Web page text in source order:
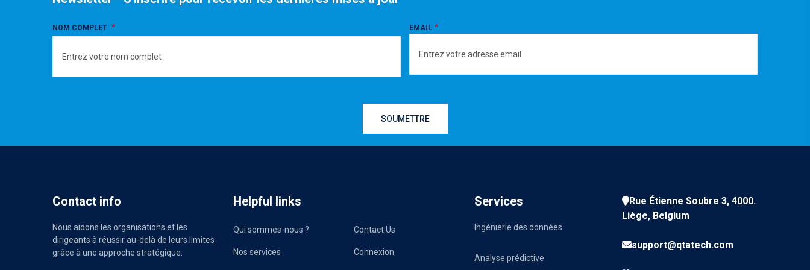
NOM COMPLET EMAIL
Contact info
Nous aidons les organisations et les
dirigeants à réussir au-delà de leurs limites
grâce à une approche stratégique.
Helpful links
Qui sommes-nous ?
Nos services
Contact Us
Connexion
Services
Ingénierie des données
Analyse prédictive
Rue Étienne Soubre 3, 4000.
Liège, Belgium
support@qtatech.com